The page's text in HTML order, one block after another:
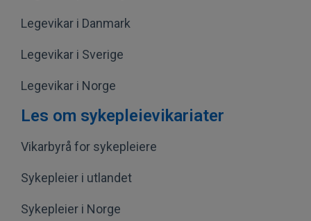
Legevikar i Danmark
Legevikar i Sverige
Legevikar i Norge
Les om sykepleievikariater
Vikarbyrå for sykepleiere
Sykepleier i utlandet
Sykepleier i Norge